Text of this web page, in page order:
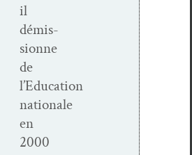
il
démis­
sionne
de
l’Education
nationale
en
2000